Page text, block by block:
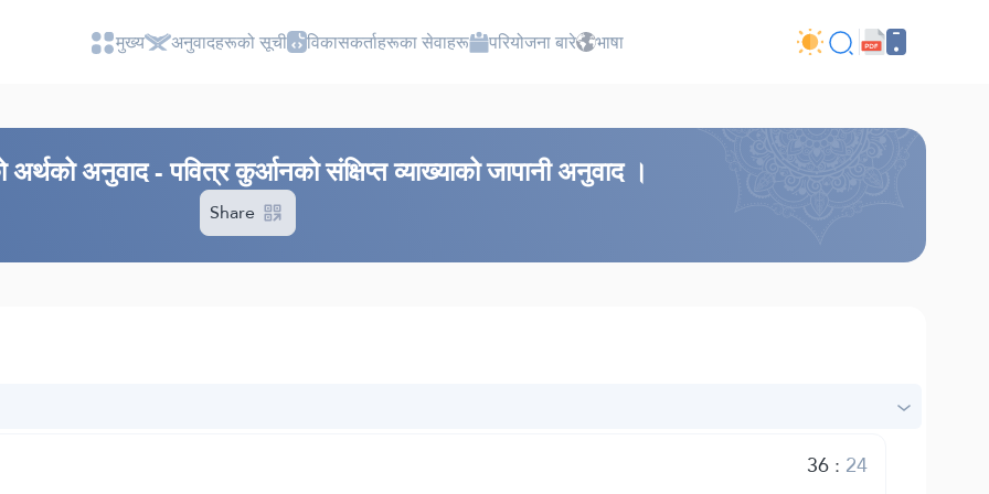
मुख्य अनुवादहरूको सूची विकासकर्ताहरूका सेवाहरू परियोजना बारे भाषा
अनुवाद - पवित्र कुर्आनको संक्षिप्त व्याख्याको जापानी अनुवाद ।
Share
36: 24